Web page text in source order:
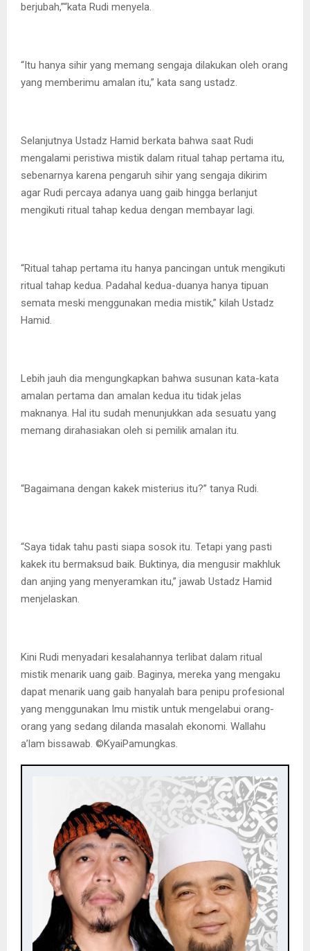
berjubah,”“kata Rudi menyela.
“Itu hanya sihir yang memang sengaja dilakukan oleh orang
yang memberimu amalan itu,” kata sang ustadz.
Selanjutnya Ustadz Hamid berkata bahwa saat Rudi
mengalami peristiwa mistik dalam ritual tahap pertama itu,
sebenarnya karena pengaruh sihir yang sengaja dikirim
agar Rudi percaya adanya uang gaib hingga berlanjut
mengikuti ritual tahap kedua dengan membayar lagi.
“Ritual tahap pertama itu hanya pancingan untuk mengikuti
ritual tahap kedua. Padahal kedua-duanya hanya tipuan
semata meski menggunakan media mistik,” kilah Ustadz
Hamid.
Lebih jauh dia mengungkapkan bahwa susunan kata-kata
amalan pertama dan amalan kedua itu tidak jelas
maknanya. Hal itu sudah menunjukkan ada sesuatu yang
memang dirahasiakan oleh si pemilik amalan itu.
“Bagaimana dengan kakek misterius itu?” tanya Rudi.
“Saya tidak tahu pasti siapa sosok itu. Tetapi yang pasti
kakek itu bermaksud baik. Buktinya, dia mengusir makhluk
dan anjing yang menyeramkan itu,” jawab Ustadz Hamid
menjelaskan.
Kini Rudi menyadari kesalahannya terlibat dalam ritual
mistik menarik uang gaib. Baginya, mereka yang mengaku
dapat menarik uang gaib hanyalah bara penipu profesional
yang menggunakan Imu mistik untuk mengelabui orang-
orang yang sedang dilanda masalah ekonomi. Wallahu
a’lam bissawab. ©️KyaiPamungkas.